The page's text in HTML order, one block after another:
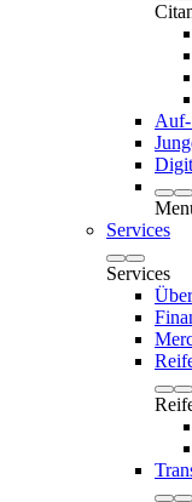
Auf-
Services
Services